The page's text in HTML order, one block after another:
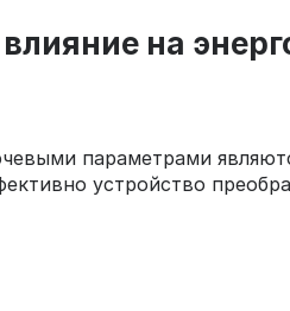
на
параметрами
устройство